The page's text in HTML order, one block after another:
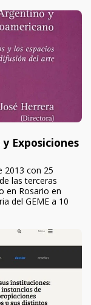
Exposiciones
2013 con 25
las terceras
en Rosario en
del GEME a 10